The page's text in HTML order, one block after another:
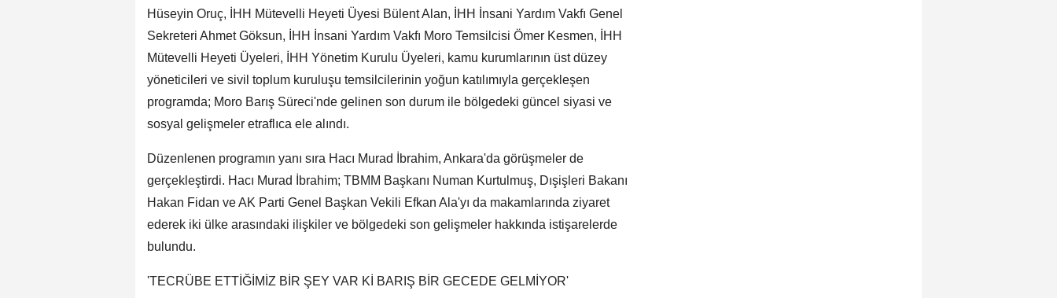
Hüseyin Oruç, İHH Mütevelli Heyeti Üyesi Bülent Alan, İHH İnsani Yardım Vakfı Genel
Sekreteri Ahmet Göksun, İHH İnsani Yardım Vakfı Moro Temsilcisi Ömer Kesmen, İHH
Mütevelli Heyeti Üyeleri, İHH Yönetim Kurulu Üyeleri, kamu kurumlarının üst düzey
yöneticileri ve sivil toplum kuruluşu temsilcilerinin yoğun katılımıyla gerçekleşen
programda; Moro Barış Süreci'nde gelinen son durum ile bölgedeki güncel siyasi ve
sosyal gelişmeler etraflıca ele alındı.
Düzenlenen programın yanı sıra Hacı Murad İbrahim, Ankara'da görüşmeler de
gerçekleştirdi. Hacı Murad İbrahim; TBMM Başkanı Numan Kurtulmuş, Dışişleri Bakanı
Hakan Fidan ve AK Parti Genel Başkan Vekili Efkan Ala'yı da makamlarında ziyaret
ederek iki ülke arasındaki ilişkiler ve bölgedeki son gelişmeler hakkında istişarelerde
bulundu.
'TECRÜBE ETTİĞİMİZ BİR ŞEY VAR Kİ BARIŞ BİR GECEDE GELMİYOR'